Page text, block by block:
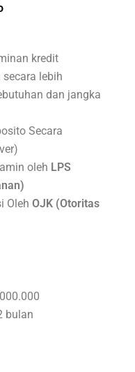
kredit
lebih
dan jangka
Secara
oleh LPS
Oleh OJK (Otoritas
bulan